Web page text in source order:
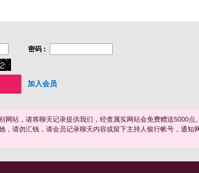
密码 :
加入会员
网站，请将聊天记录提供我们，经查属实网站会免费赠送5000点。
，请勿汇钱，请会员记录聊天内容或留下主持人银行帐号，通知